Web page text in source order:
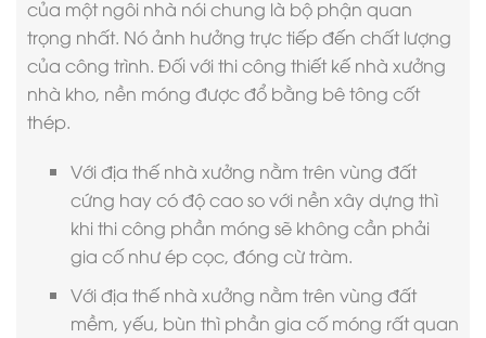
của một ngôi nhà nói chung là bộ phận quan
trọng nhất. Nó ảnh hưởng trực tiếp đến chất lượng
của công trình. Đối với thi công thiết kế nhà xưởng
nhà kho, nền móng được đổ bằng bê tông cốt
thép.
Với địa thế nhà xưởng nằm trên vùng đất
cứng hay có độ cao so với nền xây dựng thì
khi thi công phần móng sẽ không cần phải
gia cố như ép cọc, đóng cừ tràm.
Với địa thế nhà xưởng nằm trên vùng đất
mềm, yếu, bùn thì phần gia cố móng rất quan